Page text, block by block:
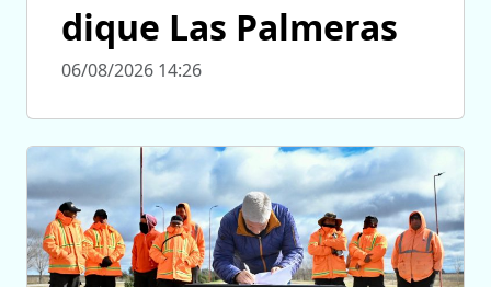
dique Las Palmeras
06/08/2026 14:26